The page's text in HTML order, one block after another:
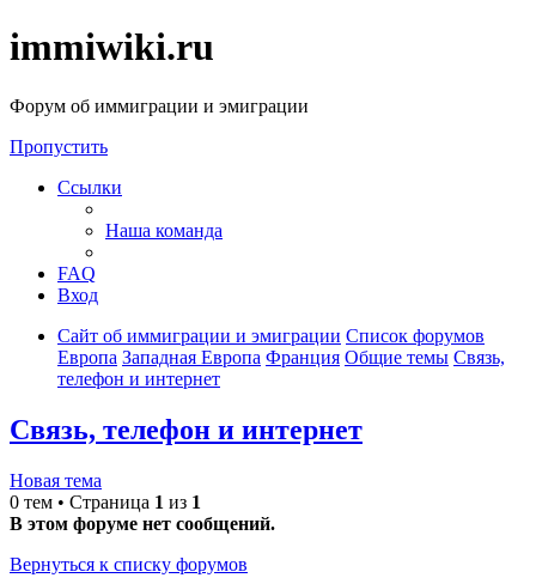
immiwiki.ru
Форум об иммиграции и эмиграции
Пропустить
Ссылки
Наша команда
FAQ
Вход
Сайт об иммиграции и эмиграции Список форумов
Европа Западная Европа Франция Общие темы Связь,
телефон и интернет
Связь, телефон и интернет
Новая тема
0 тем • Страница 1 из 1
В этом форуме нет сообщений.
Вернуться к списку форумов